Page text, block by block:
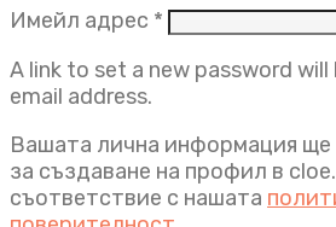
Имейл адрес * Задължително
A link to set a new password
email address.
Вашата лична информация ще
за създаване на профил в
съответствие с нашата